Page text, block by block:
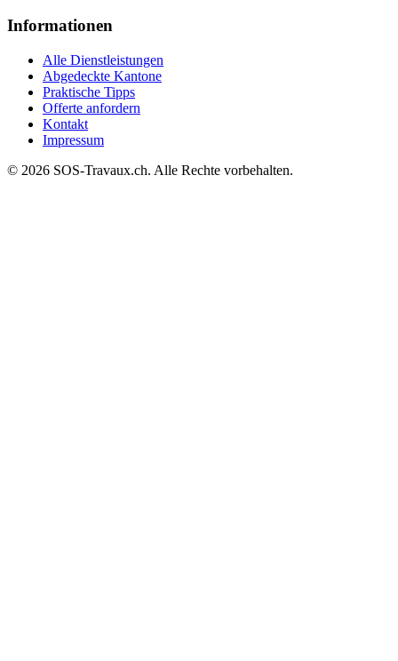
Informationen
Alle Dienstleistungen
Abgedeckte Kantone
Praktische Tipps
Offerte anfordern
Kontakt
Impressum
© 2026 SOS-Travaux.ch. Alle Rechte vorbehalten.